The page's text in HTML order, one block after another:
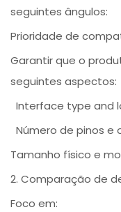
seguintes ângulos:
Prioridade de
Garantir que o
seguintes aspectos:
Interface type and
Número de pinos e
Tamanho físico e
2. Comparação de
Foco em: